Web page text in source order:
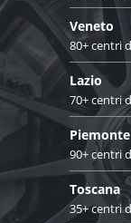
Veneto
80+ centri
Lazio
70+ centri
Piemonte
90+ centri
Toscana
35+ centri